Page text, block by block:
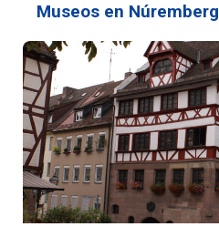
Museos en Núremberg